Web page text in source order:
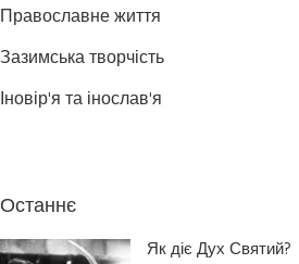
Православне життя
Зазимська творчість
Іновір'я та інослав'я
Останнє
Як діє Дух Святий?